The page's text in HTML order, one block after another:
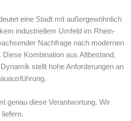
eine Stadt mit außergewöhnlich
industriellem Umfeld im Rhein-
Nachfrage nach modernen
Kombination aus Altbestand,
stellt hohe Anforderungen an
genau diese Verantwortung. Wir